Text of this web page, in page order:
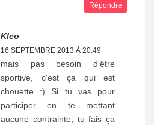
Répondre
Kleo
16 SEPTEMBRE 2013 À 20:49
mais pas besoin d'être
sportive, c'est ça qui est
chouette :) Si tu vas pour
participer en te mettant
aucune contrainte, tu fais ça